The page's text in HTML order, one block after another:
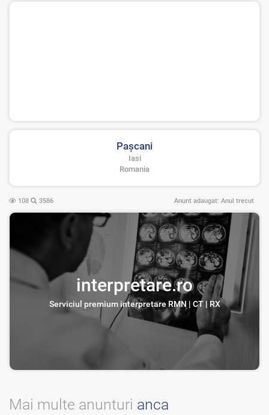
Paşcani
Iasi
Romania
108 3586 Anunt adaugat: Anul trecut
interpretare.ro
Serviciul premium interpretare RMN | CT | RX
Mai multe anunturi anca